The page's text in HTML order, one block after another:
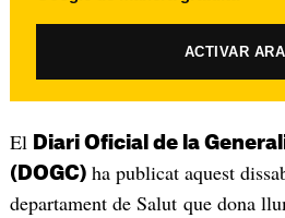
ACTIVAR
El Diari Oficial de la
(DOGC)ha publicat aquest
departament de Salut que dona